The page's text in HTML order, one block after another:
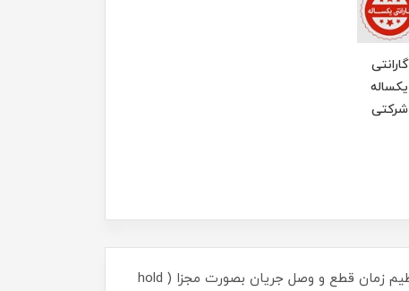
گارانتی
یکساله
شرکتی
دستگاه فیزیوتراپی (Electro therapy) (الکترو تراپی) قویتر بودن ولتاژ خروجی نسبت به مدل‌های قبلی تا 40٪قابلیت تنظیم زمان قطع و وصل جریان بصورت مجزا ( hold